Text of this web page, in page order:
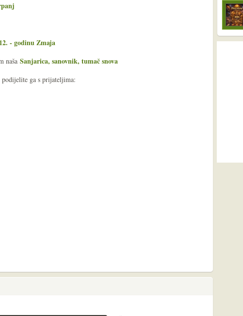
- godinu Zmaja
naša Sanjarica, sanovnik, tumač snova
ga s prijateljima: